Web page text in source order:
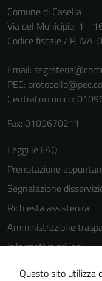
Comune di Casella
Via del Municipio, 1 -
Codice fiscale / P.
Email:
PEC:
Centralino unico:
Fax: 0109670211
Leggi le FAQ
Prenotazione
Segnalazione
Richiesta assistenza
Amministrazione
Informativa privacy
Cookie Policy
Questo sito utilizza